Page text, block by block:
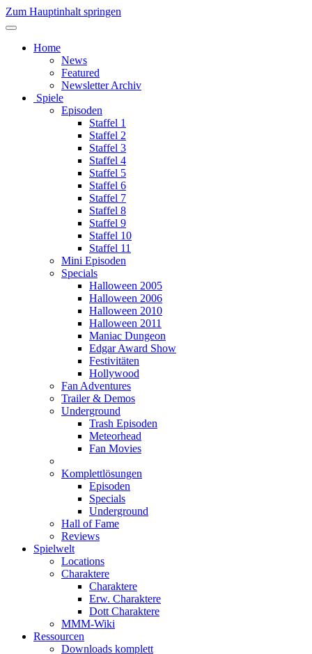
Zum Hauptinhalt springen
Home
News
Featured
Newsletter Archiv
Spiele
Episoden
Staffel 1
Staffel 2
Staffel 3
Staffel 4
Staffel 5
Staffel 6
Staffel 7
Staffel 8
Staffel 9
Staffel 10
Staffel 11
Mini Episoden
Specials
Halloween 2005
Halloween 2006
Halloween 2010
Halloween 2011
Maniac Dungeon
Edgar Award Show
Festivitäten
Hollywood
Fan Adventures
Trailer & Demos
Underground
Trash Episoden
Meteorhead
Fan Movies
Komplettlösungen
Episoden
Specials
Underground
Hall of Fame
Reviews
Spielwelt
Locations
Charaktere
Charaktere
Erw. Charaktere
Dott Charaktere
MMM-Wiki
Ressourcen
Downloads komplett